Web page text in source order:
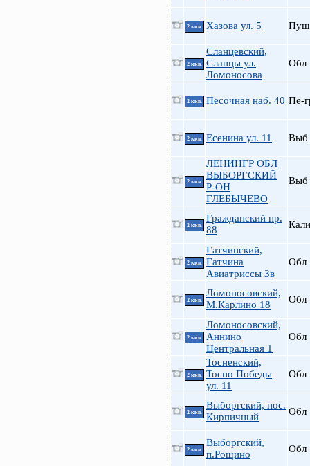
2 ккв. Хазова ул. 5
2 ккв.
Сланцевский,
Сланцы ул.
Ломоносова
Обл
2 ккв. Песочная наб. 40 Пе-
2 ккв. Есенина ул. 11 Выб
2 ккв.
ЛЕНИНГР ОБЛ
ВЫБОРГСКИЙ
Р-ОН
ГЛЕБЫЧЕВО
Выб
2 ккв.
Гражданский пр.
88
2 ккв.
Гатчинский,
Гатчина
Авиатриссы Зв
Обл
2 ккв.
Ломоносовский,
М.Карлино 18
Обл
2 ккв.
Ломоносовский,
Аннино
Центральная 1
Обл
2 ккв.
Тосненский,
Тосно Победы
ул. 11
Обл
2 ккв.
Выборгский, пос.
Кирпичный
Обл
2 ккв.
Выборгский,
п.Рощино
Обл